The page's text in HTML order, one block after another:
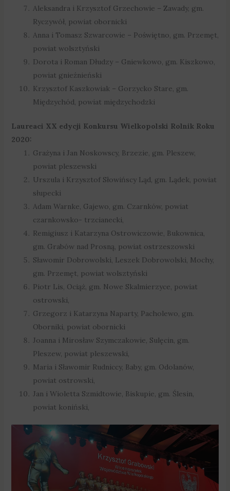
Aleksandra i Krzysztof Grzechowie – Zawady, gm.
Ryczywół, powiat obornicki
Anna i Tomasz Szwarcowie – Poświętno, gm. Przemęt,
powiat wolsztyński
Dorota i Roman Dłudzy – Gniewkowo, gm. Kiszkowo,
powiat gnieźnieński
Krzysztof Kaszkowiak – Gorzycko Stare, gm.
Międzychód, powiat międzychodzki
Laureaci XX edycji Konkursu Wielkopolski Rolnik Roku
2020:
Grażyna i Jan Noskowscy, Brzezie, gm. Pleszew,
powiat pleszewski
Urszula i Krzysztof Słowińscy Ląd, gm. Lądek, powiat
słupecki
Adam Warnke, Gajewo, gm. Czarnków, powiat
czarnkowsko- trzcianecki,
Remigiusz i Katarzyna Ostrowiczowie, Bukownica,
gm. Grabów nad Prosną, powiat ostrzeszowski
Sławomir Dobrowolski, Leszek Dobrowolski, Mochy,
gm. Przemęt, powiat wolsztyński
Piotr Lis, Ociąż, gm. Nowe Skalmierzyce, powiat
ostrowski,
Grzegorz i Katarzyna Naparty, Pacholewo, gm.
Oborniki, powiat obornicki
Joanna i Mirosław Szymczakowie, Sulęcin, gm.
Pleszew, powiat pleszewski,
Maria i Sławomir Rudniccy, Baby, gm. Odolanów,
powiat ostrowski,
Jan i Wioletta Szmidtowie, Biskupie, gm. Ślesin,
powiat koniński,